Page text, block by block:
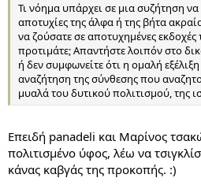
Τι νόημα υπάρχει σε μια συζήτηση να
αποτυχίες της άλφα ή της βήτα
να ζούσατε σε αποτυχημένες
προτιμάτε; Απαντήστε λοιπόν στο
ή δεν συμφωνείτε ότι η ομαλή
αναζήτηση της σύνθεσης που
μυαλά του δυτικού πολιτισμού, της
Επειδή panadeli και Μαρίνος
πολιτισμένο ύφος, λέω να
κάνας καβγάς της προκοπής. :)